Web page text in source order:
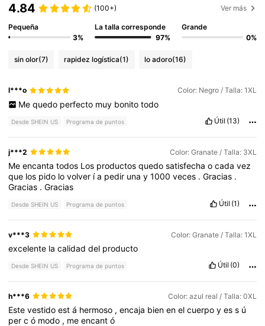
4.84 (100+) Ver más
Pequeña
3%
La talla corresponde
97%
Grande
0%
sin olor(7) rapidez logística(1) lo adoro(16)
l***o Color: Negro / Talla: 1XL
Me quedo perfecto muy bonito todo
Desde SHEIN US Programa de puntos Útil (13)
j***2 Color: Granate / Talla: 3XL
Meencantatodos Los productosquedosatisfechaocadavez
que los pido lovolver ía pedir unay1000veces .Gracias .
Gracias .Gracias
Desde SHEIN US Programa de puntos Útil (1)
v***3 Color: Granate / Talla: 1XL
excelente lacalidaddel producto
Desde SHEIN US Programa de puntos Útil (0)
h***6 Color: azul real / Talla: 0XL
Estevestidoestá hermoso ,encaja bienenelcuerpoyess ú
percó modo , meencantó